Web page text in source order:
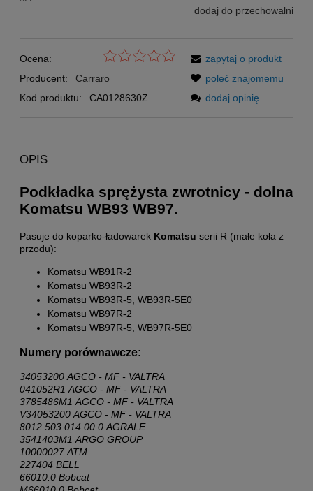
dodaj do przechowalni
Ocena:
Producent:
Carraro
Kod produktu:
CA0128630Z
zapytaj o produkt
poleć znajomemu
dodaj opinię
OPIS
Podkładka sprężysta zwrotnicy - dolna
Komatsu WB93 WB97.
Pasuje do koparko-ładowarek Komatsu serii R (małe koła z
przodu):
Komatsu WB91R-2
Komatsu WB93R-2
Komatsu WB93R-5, WB93R-5E0
Komatsu WB97R-2
Komatsu WB97R-5, WB97R-5E0
Numery porównawcze:
34053200 AGCO - MF - VALTRA
041052R1 AGCO - MF - VALTRA
3785486M1 AGCO - MF - VALTRA
V34053200 AGCO - MF - VALTRA
8012.503.014.00.0 AGRALE
3541403M1 ARGO GROUP
10000027 ATM
227404 BELL
66010.0 Bobcat